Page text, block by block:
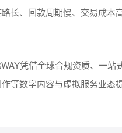
长、回款周期慢、交易成本
凭借全球合规资质、一
等数字内容与虚拟服务业态